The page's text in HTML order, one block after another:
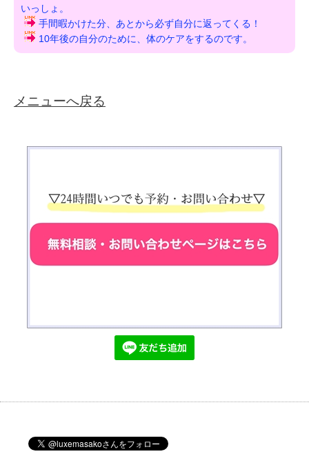
いっしょ。
手間暇かけた分、あとから必ず自分に返ってくる！
10年後の自分のために、体のケアをするのです。
メニューへ戻る